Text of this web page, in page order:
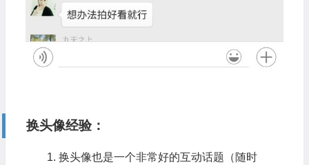
换头像经验：
换头像也是一个非常好的互动话题（随时